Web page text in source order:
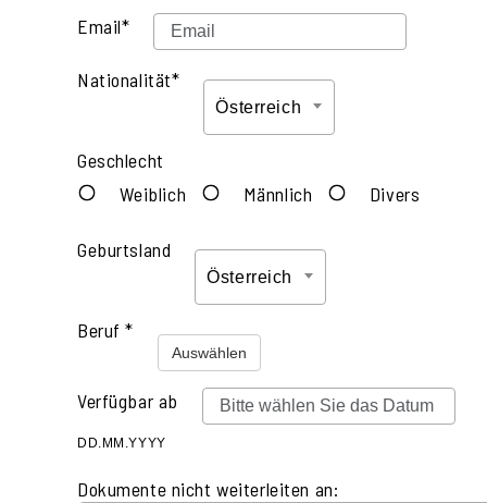
Email*
Nationalität*
Österreich
Geschlecht
Weiblich
Männlich Divers
Geburtsland
Österreich
Beruf *
Auswählen
Verfügbar ab
DD.MM.YYYY
Dokumente nicht weiterleiten an: